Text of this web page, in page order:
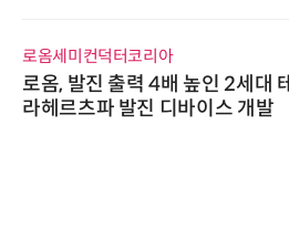
로옴세미컨덕터코리아
로옴, 발진 출력 4배 높인 2세대 테
라헤르츠파 발진 디바이스 개발